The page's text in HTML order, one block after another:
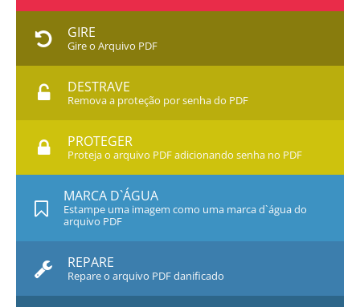
GIRE
Gire o Arquivo PDF
DESTRAVE
Remova a proteção por senha do PDF
PROTEGER
Proteja o arquivo PDF adicionando senha no PDF
MARCA D`ÁGUA
Estampe uma imagem como uma marca d`água do
arquivo PDF
REPARE
Repare o arquivo PDF danificado